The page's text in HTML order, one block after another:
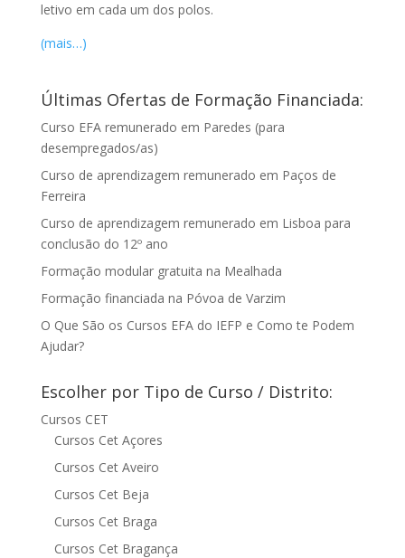
letivo em cada um dos polos.
(mais…)
Últimas Ofertas de Formação Financiada:
Curso EFA remunerado em Paredes (para
desempregados/as)
Curso de aprendizagem remunerado em Paços de
Ferreira
Curso de aprendizagem remunerado em Lisboa para
conclusão do 12º ano
Formação modular gratuita na Mealhada
Formação financiada na Póvoa de Varzim
O Que São os Cursos EFA do IEFP e Como te Podem
Ajudar?
Escolher por Tipo de Curso / Distrito:
Cursos CET
Cursos Cet Açores
Cursos Cet Aveiro
Cursos Cet Beja
Cursos Cet Braga
Cursos Cet Bragança